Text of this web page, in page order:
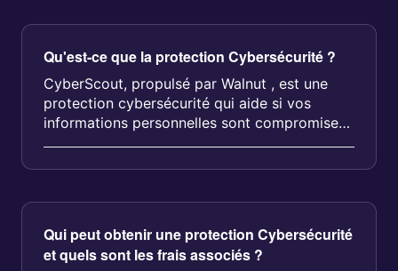
Qu'est-ce que la protection Cybersécurité ?
CyberScout, propulsé par Walnut , est une
protection cybersécurité qui aide si vos
informations personnelles sont compromises
ou si vous êtes victime de fraude,...
Qui peut obtenir une protection Cybersécurité
et quels sont les frais associés ?